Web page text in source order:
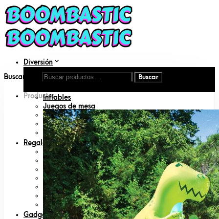
Diversión
Aire libre
DIY
Inflables
Juegos de mesa
Juguetes
Juguetes para mascotas
Libros
Regalos
Amigo invisible
Animal lovers
San Valentín
Día del padre
Día de la madre
Geeks
Padres primerizos
Gadgets
Buscar por:
Productos